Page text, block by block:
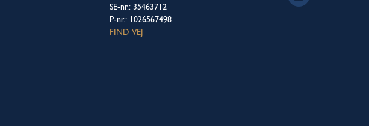
SE-nr.: 35463712
P-nr.: 1026567498
FIND VEJ